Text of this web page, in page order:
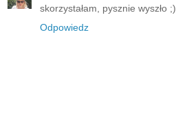
skorzystałam, pysznie wyszło ;)
Odpowiedz